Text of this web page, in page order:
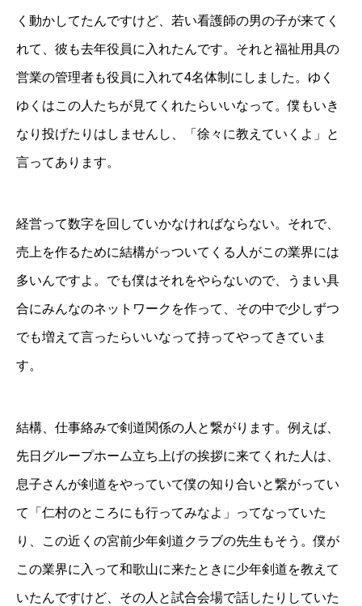
く動かしてたんですけど、若い看護師の男の子が来てく
れて、彼も去年役員に入れたんです。それと福祉用具の
営業の管理者も役員に入れて4名体制にしました。ゆく
ゆくはこの人たちが見てくれたらいいなって。僕もいき
なり投げたりはしませんし、「徐々に教えていくよ」と
言ってあります。
経営って数字を回していかなければならない。それで、
売上を作るために結構がっついてくる人がこの業界には
多いんですよ。でも僕はそれをやらないので、うまい具
合にみんなのネットワークを作って、その中で少しずつ
でも増えて言ったらいいなって持ってやってきていま
す。
結構、仕事絡みで剣道関係の人と繋がります。例えば、
先日グループホーム立ち上げの挨拶に来てくれた人は、
息子さんが剣道をやっていて僕の知り合いと繋がってい
て「仁村のところにも行ってみなよ」ってなっていた
り、この近くの宮前少年剣道クラブの先生もそう。僕が
この業界に入って和歌山に来たときに少年剣道を教えて
いたんですけど、その人と試合会場で話したりしていた